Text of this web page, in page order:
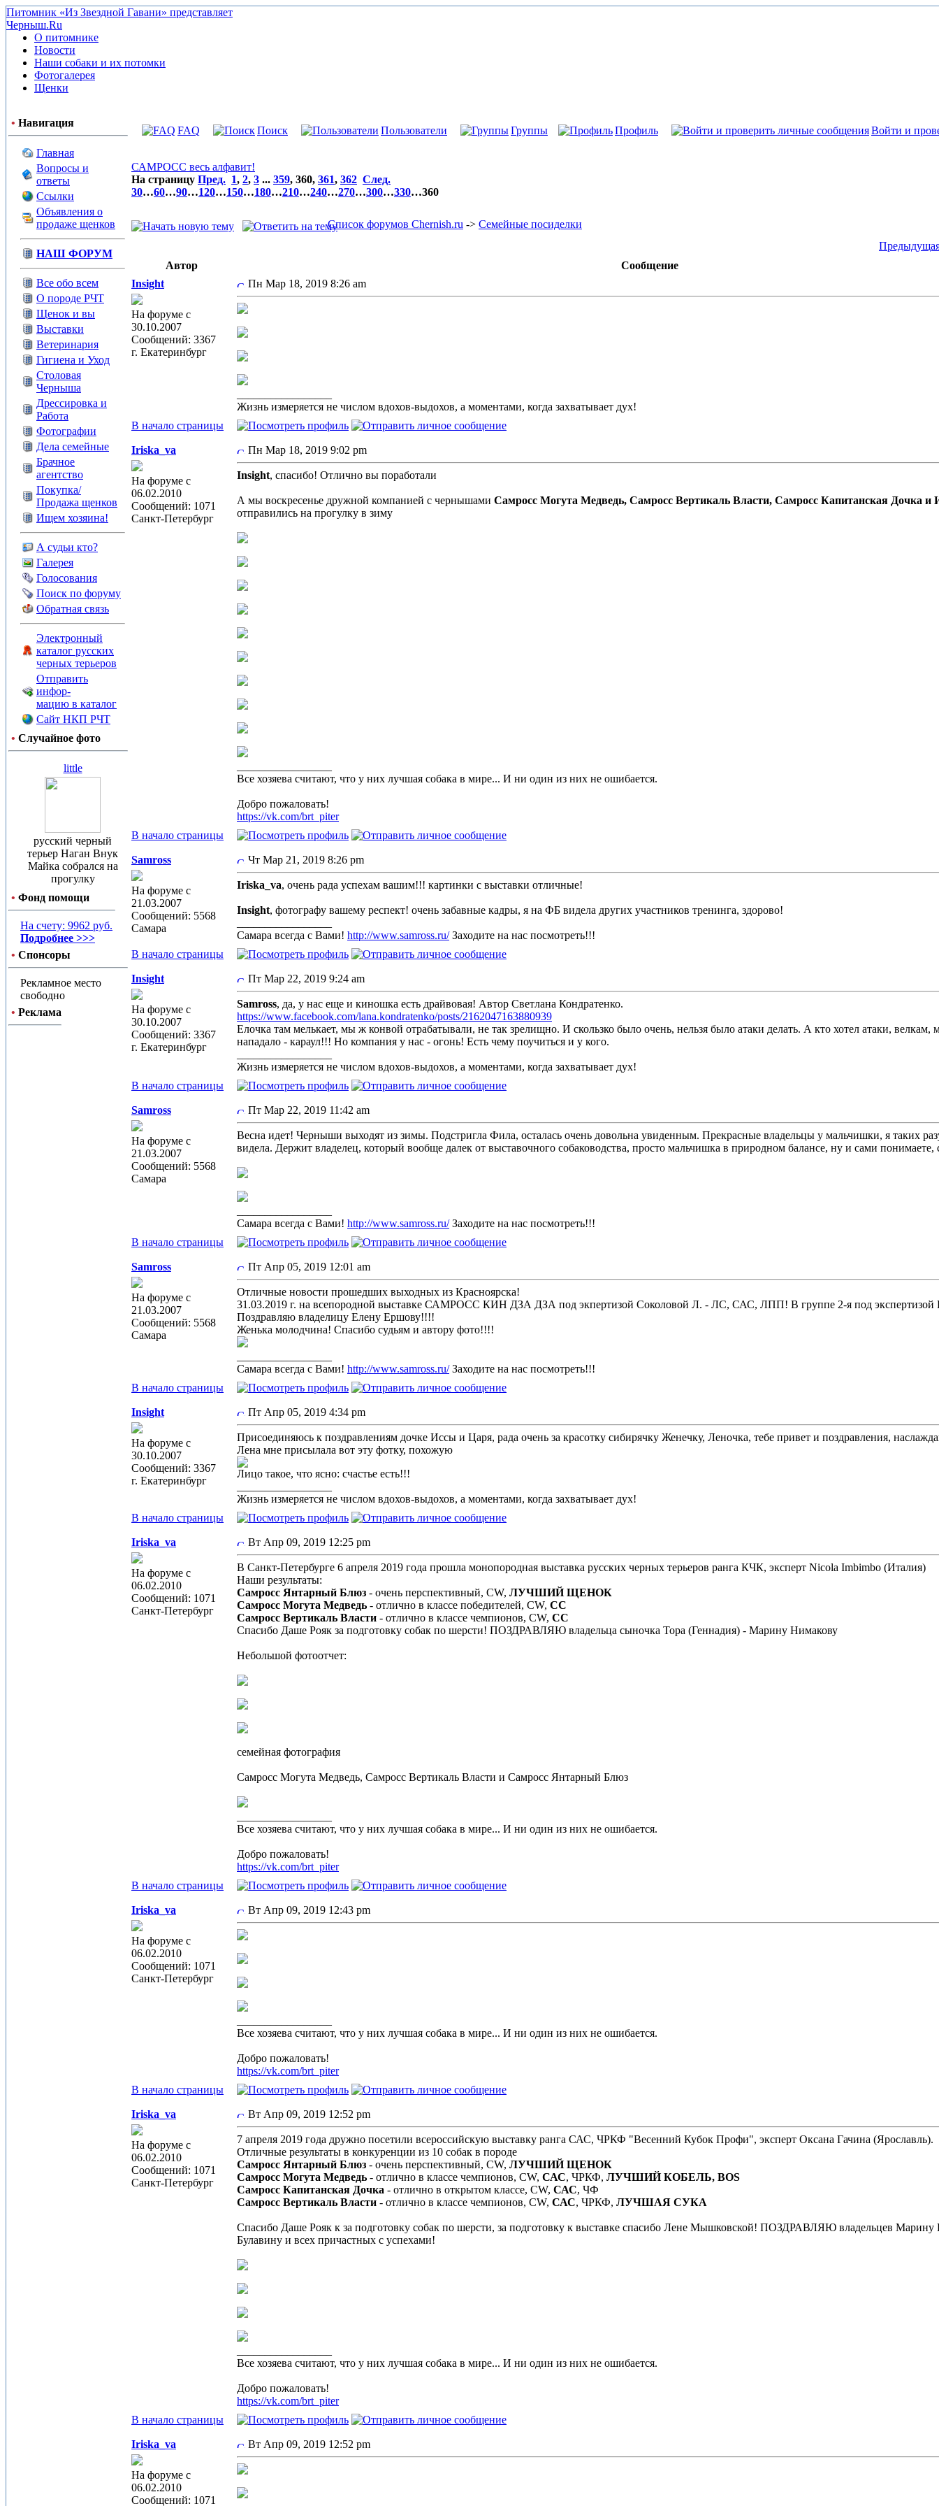
Питомник «Из Звездной Гавани» представляет
Черныш.Ru
О питомнике
Новости
Наши собаки и их потомки
Фотогалерея
Щенки
• Навигация
Главная
Вопросы и
ответы
Ссылки
Объявления о
продаже щенков
НАШ ФОРУМ
Все обо всем
О породе РЧТ
Щенок и вы
Выставки
Ветеринария
Гигиена и Уход
Столовая
Черныша
Дрессировка и
Работа
Фотографии
Дела семейные
Брачное
агентство
Покупка/
Продажа щенков
Ищем хозяина!
А судьи кто?
Галерея
Голосования
Поиск по форуму
Обратная связь
Электронный
каталог русских
черных терьеров
Отправить
инфор-
мацию в каталог
Сайт НКП РЧТ
• Случайное фото
little
русский черный
терьер Наган Внук
Майка собрался на
прогулку
• Фонд помощи
На счету: 9962 руб.
Подробнее >>>
• Спонсоры
Рекламное место
свободно
• Реклама
FAQ Поиск Пользователи Группы Профиль Войти и
САМРОСС весь алфавит!
На страницу Пред. 1, 2, 3 ... 359, 360, 361, 362 След.
30…60…90…120…150…180…210…240…270…300…330…360
Список форумов Chernish.ru -> Семейные посиделки
Автор
Сообщение
Insight
На форуме с
30.10.2007
Сообщений: 3367
г. Екатеринбург
Пн Мар 18, 2019 8:26 am
Жизнь измеряется не числом вдохов-выдохов, а моментами, когда захватывает дух!
В начало страницы
Iriska_va
На форуме с
06.02.2010
Сообщений: 1071
Санкт-Петербург
Пн Мар 18, 2019 9:02 pm
Insight, спасибо! Отлично вы поработали
А мы воскресенье дружной компанией с чернышами Самросс Могута Медведь, Самросс Вертикаль Власти, Самросс Капитанская Дочка и
отправились на прогулку в зиму
Все хозяева считают, что у них лучшая собака в мире... И ни один из них не ошибается.
Добро пожаловать!
https://vk.com/brt_piter
В начало страницы
Samross
На форуме с
21.03.2007
Сообщений: 5568
Самара
Чт Мар 21, 2019 8:26 pm
Iriska_va, очень рада успехам вашим!!! картинки с выставки отличные!
Insight, фотографу вашему респект! очень забавные кадры, я на ФБ видела других участников тренинга, здорово!
Самара всегда с Вами! http://www.samross.ru/Заходите на нас посмотреть!!!
В начало страницы
Insight
На форуме с
30.10.2007
Сообщений: 3367
г. Екатеринбург
Пт Мар 22, 2019 9:24 am
Samross, да, у нас еще и киношка есть драйвовая! Автор Светлана Кондратенко.
https://www.facebook.com/lana.kondratenko/posts/2162047163880939
Елочка там мелькает, мы ж конвой отрабатывали, не так зрелищно. И скользко было очень, нельзя было атаки делать. А кто хотел атаки,
нападало - караул!!! Но компания у нас - огонь! Есть чему поучиться и у кого.
Жизнь измеряется не числом вдохов-выдохов, а моментами, когда захватывает дух!
В начало страницы
Samross
На форуме с
21.03.2007
Сообщений: 5568
Самара
Пт Мар 22, 2019 11:42 am
Весна идет! Черныши выходят из зимы. Подстригла Фила, осталась очень довольна увиденным. Прекрасные владельцы у мальчишки, я таких
видела. Держит владелец, который вообще далек от выставочного собаководства, просто мальчишка в природном балансе, ну и сами
Самара всегда с Вами! http://www.samross.ru/Заходите на нас посмотреть!!!
В начало страницы
Samross
На форуме с
21.03.2007
Сообщений: 5568
Самара
Пт Апр 05, 2019 12:01 am
Отличные новости прошедших выходных из Красноярска!
31.03.2019 г. на всепородной выставке САМРОСС КИН ДЗА ДЗА под экпертизой Соколовой Л. - ЛС, САС, ЛПП! В группе 2-я под экспертизой
Поздравляю владелицу Елену Ершову!!!!
Женька молодчина! Спасибо судьям и автору фото!!!!
Самара всегда с Вами! http://www.samross.ru/Заходите на нас посмотреть!!!
В начало страницы
Insight
На форуме с
30.10.2007
Сообщений: 3367
г. Екатеринбург
Пт Апр 05, 2019 4:34 pm
Присоединяюсь к поздравлениям дочке Иссы и Царя, рада очень за красотку сибирячку Женечку, Леночка, тебе привет и поздравления,
Лена мне присылала вот эту фотку, похожую
Лицо такое, что ясно: счастье есть!!!
Жизнь измеряется не числом вдохов-выдохов, а моментами, когда захватывает дух!
В начало страницы
Iriska_va
На форуме с
06.02.2010
Сообщений: 1071
Санкт-Петербург
Вт Апр 09, 2019 12:25 pm
В Санкт-Петербурге 6 апреля 2019 года прошла монопородная выставка русских черных терьеров ранга КЧК, эксперт Nicola Imbimbo (Италия)
Наши результаты:
Самросс Янтарный Блюз - очень перспективный, CW, ЛУЧШИЙ ЩЕНОК
Самросс Могута Медведь - отлично в классе победителей, CW, СС
Самросс Вертикаль Власти - отлично в классе чемпионов, CW, СС
Спасибо Даше Рояк за подготовку собак по шерсти! ПОЗДРАВЛЯЮ владельца сыночка Тора (Геннадия) - Марину Нимакову
Небольшой фотоотчет:
семейная фотография
Самросс Могута Медведь, Самросс Вертикаль Власти и Самросс Янтарный Блюз
Все хозяева считают, что у них лучшая собака в мире... И ни один из них не ошибается.
Добро пожаловать!
https://vk.com/brt_piter
В начало страницы
Iriska_va
На форуме с
06.02.2010
Сообщений: 1071
Санкт-Петербург
Вт Апр 09, 2019 12:43 pm
Все хозяева считают, что у них лучшая собака в мире... И ни один из них не ошибается.
Добро пожаловать!
https://vk.com/brt_piter
В начало страницы
Iriska_va
На форуме с
06.02.2010
Сообщений: 1071
Санкт-Петербург
Вт Апр 09, 2019 12:52 pm
7 апреля 2019 года дружно посетили всероссийскую выставку ранга САС, ЧРКФ "Весенний Кубок Профи", эксперт Оксана Гачина (Ярославль).
Отличные результаты в конкуренции из 10 собак в породе
Самросс Янтарный Блюз - очень перспективный, CW, ЛУЧШИЙ ЩЕНОК
Самросс Могута Медведь - отлично в классе чемпионов, CW, САС, ЧРКФ, ЛУЧШИЙ КОБЕЛЬ, ВОS
Самросс Капитанская Дочка - отлично в открытом классе, CW, САС, ЧФ
Самросс Вертикаль Власти - отлично в классе чемпионов, CW, САС, ЧРКФ, ЛУЧШАЯ СУКА
Спасибо Даше Рояк к за подготовку собак по шерсти, за подготовку к выставке спасибо Лене Мышковской! ПОЗДРАВЛЯЮ владельцев
Булавину и всех причастных с успехами!
Все хозяева считают, что у них лучшая собака в мире... И ни один из них не ошибается.
Добро пожаловать!
https://vk.com/brt_piter
В начало страницы
Iriska_va
На форуме с
06.02.2010
Сообщений: 1071
Вт Апр 09, 2019 12:52 pm